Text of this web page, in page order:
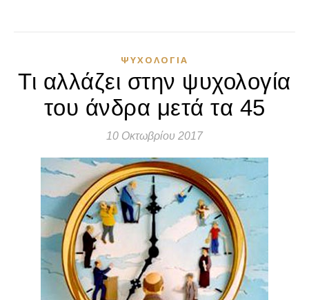
ΨΥΧΟΛΟΓΊΑ
Τι αλλάζει στην ψυχολογία
του άνδρα μετά τα 45
10 Οκτωβρίου 2017